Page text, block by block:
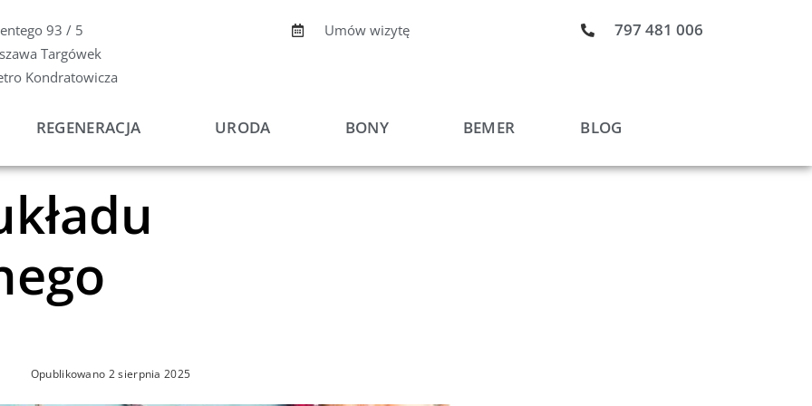
93 / 5
Targówek
Kondratowicza
Umów wizytę 797 481 006
REGENERACJA URODA BONY BEMER BLOG
Opublikowano 2 sierpnia 2025